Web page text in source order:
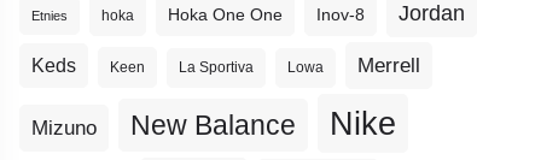
Etnies hoka Hoka One One Inov-8 Jordan
Keds Keen La Sportiva Lowa Merrell
Mizuno New Balance Nike